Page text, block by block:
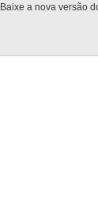
Baixe a nova versão